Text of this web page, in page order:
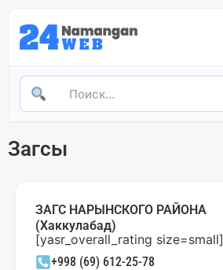
Загсы
ЗАГС НАРЫНСКОГО РАЙОНА
(Хаккулабад)
[yasr_overall_rating size=small]
+998 (69) 612-25-78